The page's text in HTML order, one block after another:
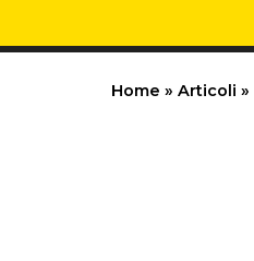
Home » Articoli »